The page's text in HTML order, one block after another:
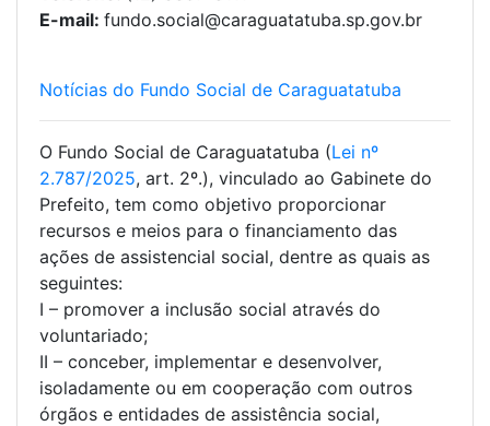
E-mail: fundo.social@caraguatatuba.sp.gov.br
Notícias do Fundo Social de Caraguatatuba
O Fundo Social de Caraguatatuba (Lei nº
2.787/2025, art. 2º.), vinculado ao Gabinete do
Prefeito, tem como objetivo proporcionar
recursos e meios para o financiamento das
ações de assistencial social, dentre as quais as
seguintes:
I – promover a inclusão social através do
voluntariado;
II – conceber, implementar e desenvolver,
isoladamente ou em cooperação com outros
órgãos e entidades de assistência social,